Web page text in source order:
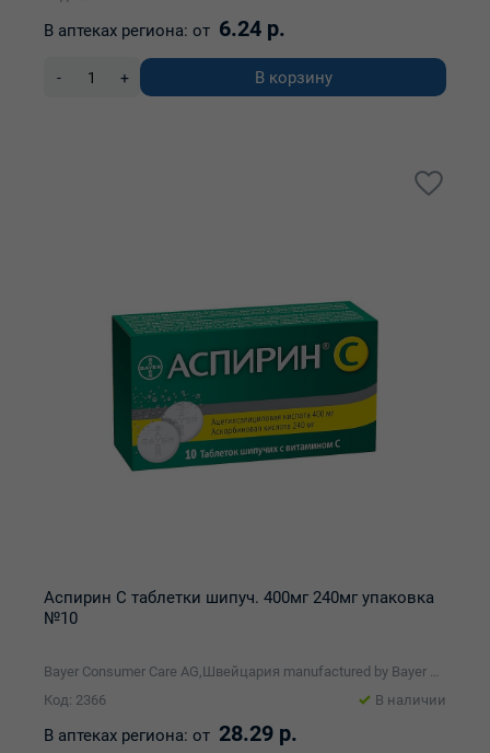
В аптеках региона: от 6.24 р.
- + В корзину
Аспирин С таблетки шипуч. 400мг 240мг упаковка
№10
Bayer Consumer Care AG,Швейцария manufactured by Bayer Bitterfeld GmbH
Код: 2366
В наличии
В аптеках региона: от 28.29 р.